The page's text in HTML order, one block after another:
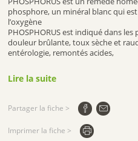
phosphore, un minéral blanc qui
l’oxygène
PHOSPHORUS est indiqué dans
douleur brûlante, toux sèche et
entérologie, remontés acides,
Lire la suite
Partager la fiche >
Imprimer la fiche >